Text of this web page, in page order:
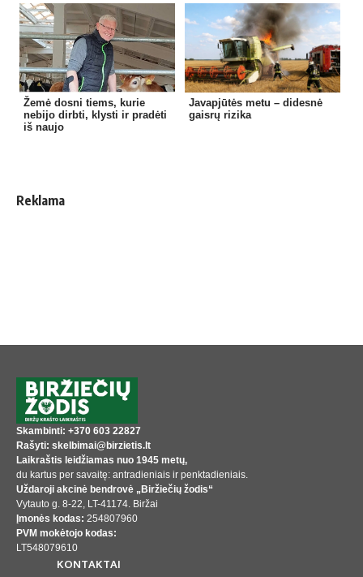
Žemė dosni tiems, kurie
nebijo dirbti, klysti ir pradėti
iš naujo
Javapjūtės metu – didesnė
gaisrų rizika
Reklama
Skambinti: +370 603 22827
Rašyti: skelbimai@birzietis.lt
Laikraštis leidžiamas nuo 1945 metų,
du kartus per savaitę: antradieniais ir penktadieniais.
Uždaroji akcinė bendrovė „Biržiečių žodis“
Vytauto g. 8-22, LT-41174. Biržai
Įmonės kodas: 254807960
PVM mokėtojo kodas:
LT548079610
KONTAKTAI